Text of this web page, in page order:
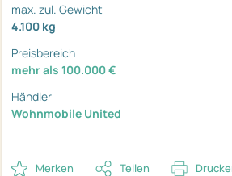
max. zul. Gewicht
4.100 kg
Preisbereich
mehr als 100.000 €
Händler
Wohnmobile United
Merken Teilen